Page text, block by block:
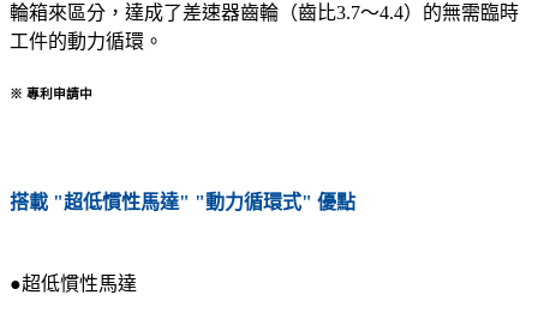
輪箱來區分，達成了差速器齒輪（齒比3.7～4.4）的無需臨時
工件的動力循環。
※ 專利申請中
搭載 "超低慣性馬達" "動力循環式" 優點
●超低慣性馬達